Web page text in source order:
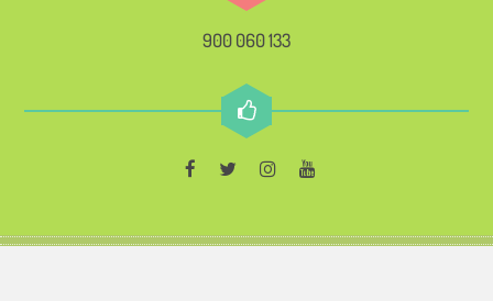
900 060 133